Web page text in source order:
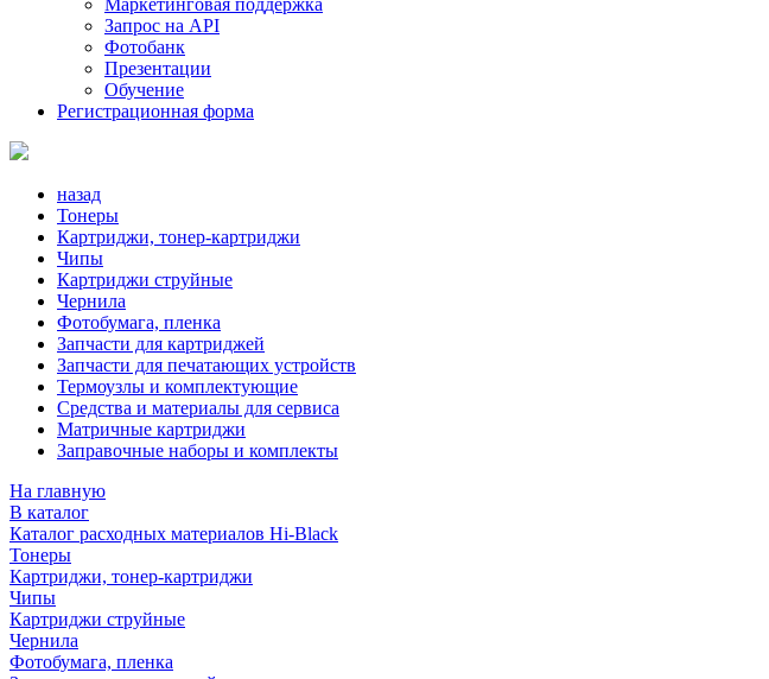
Маркетинговая поддержка
Запрос на API
Фотобанк
Презентации
Обучение
Регистрационная форма
назад
Тонеры
Картриджи, тонер-картриджи
Чипы
Картриджи струйные
Чернила
Фотобумага, пленка
Запчасти для картриджей
Запчасти для печатающих устройств
Термоузлы и комплектующие
Средства и материалы для сервиса
Матричные картриджи
Заправочные наборы и комплекты
На главную
В каталог
Каталог расходных материалов Hi-Black
Тонеры
Картриджи, тонер-картриджи
Чипы
Картриджи струйные
Чернила
Фотобумага, пленка